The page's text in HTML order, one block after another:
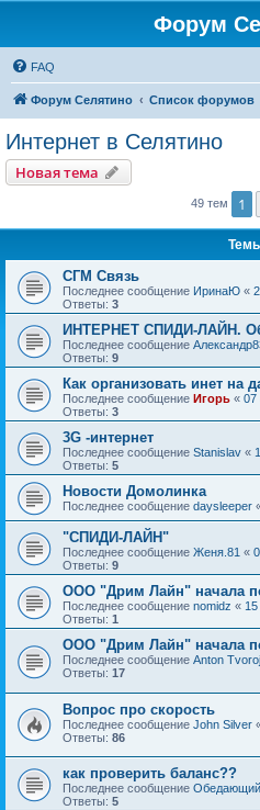
Форум
FAQ
Форум Селятино Список форумов
Интернет в Селятино
Новая тема
49 тем 1
СГМ Связь
Последнее сообщение ИринаЮ «
Ответы: 3
ИНТЕРНЕТ СПИДИ-ЛАЙН.
Последнее сообщение
Ответы: 9
Как организовать инет на
Последнее сообщение Игорь « 07
Ответы: 3
3G -интернет
Последнее сообщение Stanislav «
Ответы: 5
Новости Домолинка
Последнее сообщение daysleeper
"СПИДИ-ЛАЙН"
Последнее сообщение Женя.81 «
Ответы: 9
ООО "Дрим Лайн" начала
Последнее сообщение nomidz «
Ответы: 1
ООО "Дрим Лайн" начала
Последнее сообщение Anton
Ответы: 17
Вопрос про скорость
Последнее сообщение John Silver
Ответы: 86
как проверить баланс??
Последнее сообщение
Ответы: 5